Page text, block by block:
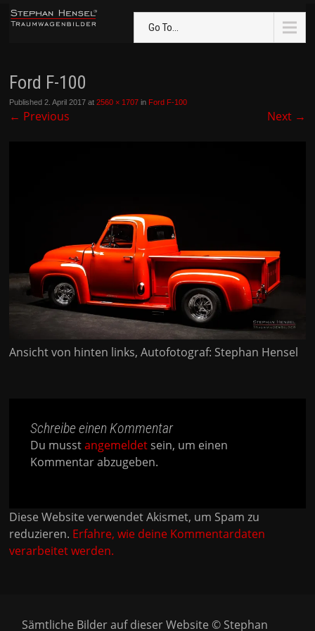
Go To...
Ford F-100
Published2. April 2017 at2560 × 1707 in Ford F-100
← Previous Next →
Ansicht von hinten links, Autofotograf: Stephan Hensel
Schreibe einen Kommentar
Du musstangemeldet sein, um einen
Kommentar abzugeben.
Diese Website verwendet Akismet, um Spam zu
reduzieren. Erfahre, wie deine Kommentardaten
verarbeitet werden.
Sämtliche Bilder auf dieser Website © Stephan